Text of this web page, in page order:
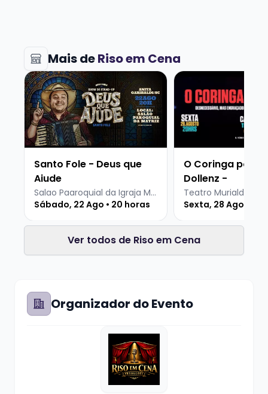
Mais deRiso em Cena
Veja mais sobre Santo Fole - Deus que Ajude
Santo Fole - Deus que
Ajude
Salao Paaroquial da Igraja Matriz Anita Garibaldi
Sábado, 22 Ago • 20 horas
Veja mais sobre O
O Coringa por
Dollenz -
Teatro Murialdo
Sexta, 28 Ago • 20
Ver todos de Riso em Cena
Organizador do Evento